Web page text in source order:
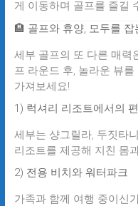
게 이동하며 골프를 즐길
🏨 골프와 휴양, 모두를
세부 골프의 또 다른 매력
프 라운드 후, 놀라운 뷰
가져보세요!
1) 럭셔리 리조트에서의
세부는 샹그릴라, 두짓타
리조트를 제공해 지친 몸
2) 전용 비치와 워터파크
가족과 함께 여행 중이신